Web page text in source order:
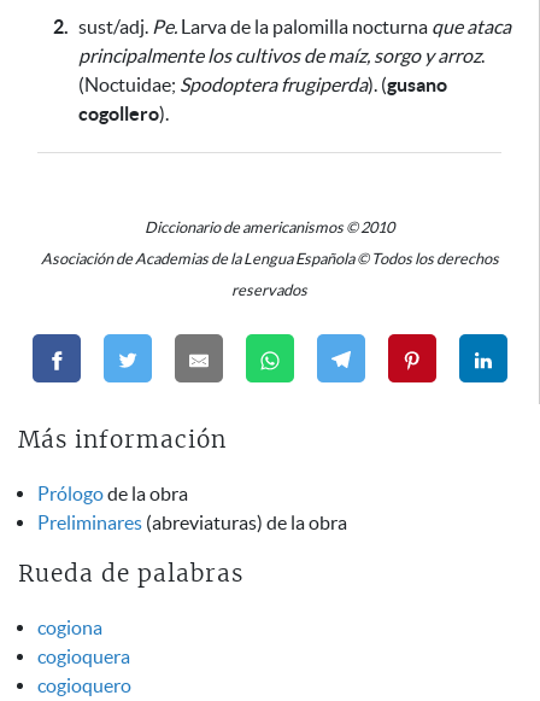
2. sust/adj. Pe. Larva de la palomilla nocturna que ataca
principalmente los cultivos de maíz, sorgo y arroz.
(Noctuidae; Spodoptera frugiperda). (gusano
cogollero).
Diccionario de americanismos © 2010
Asociación de Academias de la Lengua Española © Todos los derechos
reservados
Más información
Prólogode la obra
Preliminares (abreviaturas) de la obra
Rueda de palabras
cogiona
cogioquera
cogioquero